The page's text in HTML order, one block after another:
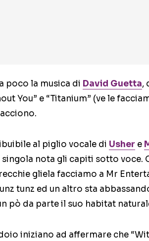
poco la musica di David Guetta,
You” e “Titanium” (ve le
al piglio vocale di Usher e
nota gli capiti sotto voce.
gliela facciamo a Mr
tunz ed un altro sta
pò da parte il suo habitat
iniziano ad affermare che